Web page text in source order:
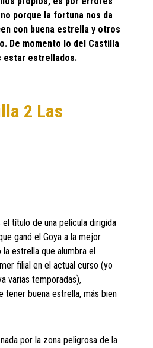
porque la fortuna nos da
con buena estrella y otros
De momento lo del Castilla
estar estrellados.
2 Las
el título de una película dirigida
ganó el Goya a la mejor
estrella que alumbra el
filial en el actual curso (yo
varias temporadas),
tener buena estrella, más bien
por la zona peligrosa de la